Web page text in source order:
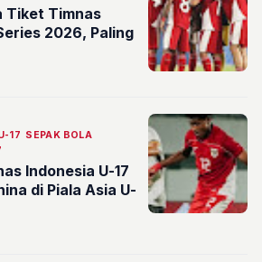
Tiket Timnas
2026, Paling
17 SEPAK BOLA
Indonesia U-17
di Piala Asia U-